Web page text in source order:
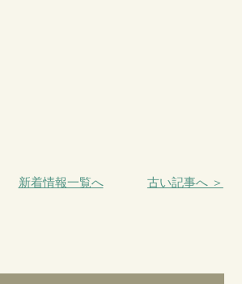
新着情報一覧へ 古い記事へ ＞